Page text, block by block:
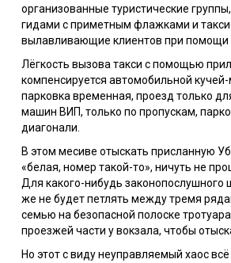
организованные туристические
гидами с приметным флажками и
вылавливающие клиентов при помощи
Лёгкость вызова такси с помощью
компенсируется автомобильной
парковка временная, проезд только
машин ВИП, только по пропускам,
диагонали.
В этом месиве отыскать присланную
«белая, номер такой-то», ничуть не
Для какого-нибудь законопослушного
же не будет петлять между тремя
семью на безопасной полоске
проезжей части у вокзала, чтобы
Но этот с виду неуправляемый хаос